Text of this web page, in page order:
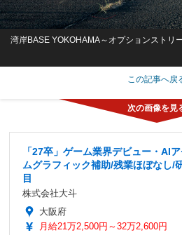
湾岸BASE YOKOHAMA～オプションストリ
この記事へ戻
「27卒」ゲーム業界デビュー・AI
ムグラフィック補助/残業ほぼなし/
目
株式会社大斗
大阪府
月給21万2,500円～32万2,600円